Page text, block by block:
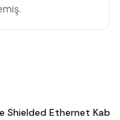
Shielded Ethernet